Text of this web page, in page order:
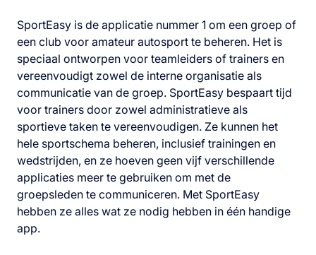
SportEasy is de applicatie nummer 1 om een groep of
een club voor amateur autosport te beheren. Het is
speciaal ontworpen voor teamleiders of trainers en
vereenvoudigt zowel de interne organisatie als
communicatie van de groep. SportEasy bespaart tijd
voor trainers door zowel administratieve als
sportieve taken te vereenvoudigen. Ze kunnen het
hele sportschema beheren, inclusief trainingen en
wedstrijden, en ze hoeven geen vijf verschillende
applicaties meer te gebruiken om met de
groepsleden te communiceren. Met SportEasy
hebben ze alles wat ze nodig hebben in één handige
app.